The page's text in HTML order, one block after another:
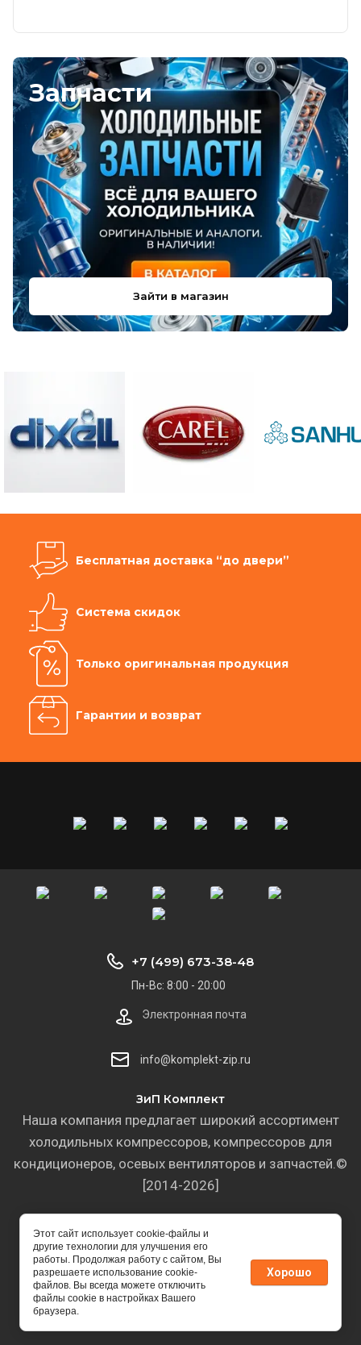
Запчасти
Зайти в магазин
Бесплатная доставка “до двери”
Система скидок
Только оригинальная продукция
Гарантии и возврат
ЗиП Комплект
Наша компания предлагает широкий ассортимент
холодильных компрессоров, компрессоров для
кондиционеров, осевых вентиляторов и запчастей.©
[2014-2026]
+7 (499) 673-38-48
Пн-Вс: 8:00 - 20:00
Электронная почта
info@komplekt-zip.ru
Создание сайта
Этот сайт использует cookie-файлы и
другие технологии для улучшения его
работы. Продолжая работу с сайтом, Вы
разрешаете использование cookie-
файлов. Вы всегда можете отключить
файлы cookie в настройках Вашего
браузера.
Хорошо